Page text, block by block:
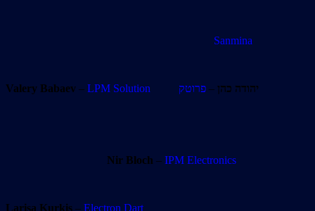
Sanmina
Valery Babaev – LPM Solution יהודה כהן – פרוטק
Nir Bloch – IPM Electronics
Larisa Kurkis – Electron Dart